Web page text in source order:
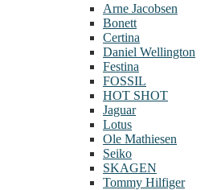
Arne Jacobsen
Bonett
Certina
Daniel Wellington
Festina
FOSSIL
HOT SHOT
Jaguar
Lotus
Ole Mathiesen
Seiko
SKAGEN
Tommy Hilfiger